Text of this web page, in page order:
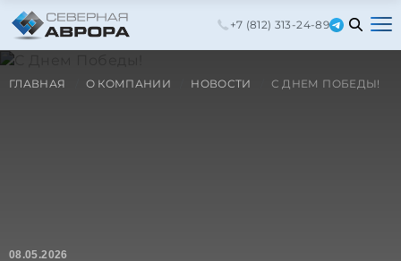
+7 (812) 313-24-89
ГЛАВНАЯ О КОМПАНИИ НОВОСТИ С ДНЕМ ПОБЕДЫ!
08.05.2026